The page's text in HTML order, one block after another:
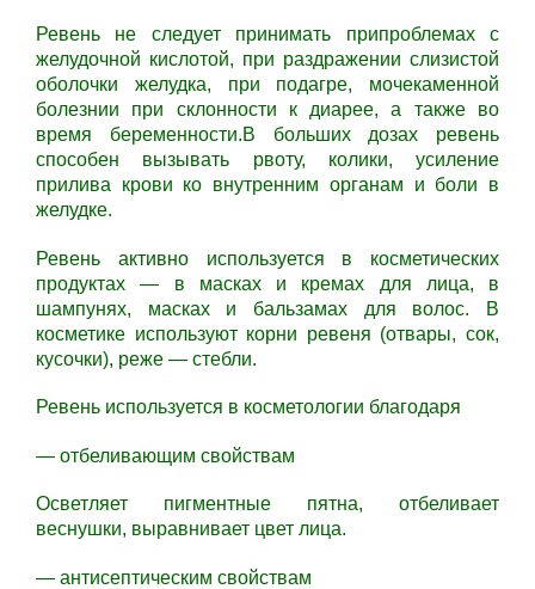
Ревень не следует принимать припроблемах с
желудочной кислотой, при раздражении слизистой
оболочки желудка, при подагре, мочекаменной
болезнии при склонности к диарее, а также во
время беременности.В больших дозах ревень
способен вызывать рвоту, колики, усиление
прилива крови ко внутренним органам и боли в
желудке.
Ревень активно используется в косметических
продуктах — в масках и кремах для лица, в
шампунях, масках и бальзамах для волос. В
косметике используют корни ревеня (отвары, сок,
кусочки), реже — стебли.
Ревень используется в косметологии благодаря
— отбеливающим свойствам
Осветляет пигментные пятна, отбеливает
веснушки, выравнивает цвет лица.
— антисептическим свойствам